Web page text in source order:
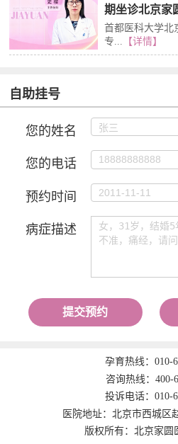
期坐诊北京家
首都医科大学北
专...
【详情】
自助挂号
您的姓名
您的电话
预约时间
病症描述
提交预约
孕育热线： 010-
咨询热线： 400-
投诉电话： 010-
医院地址：北京市西城区
版权所有：北京家圆